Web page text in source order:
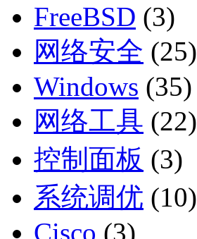
FreeBSD (3)
网络安全 (25)
Windows (35)
网络工具 (22)
控制面板 (3)
系统调优 (10)
Cisco (3)